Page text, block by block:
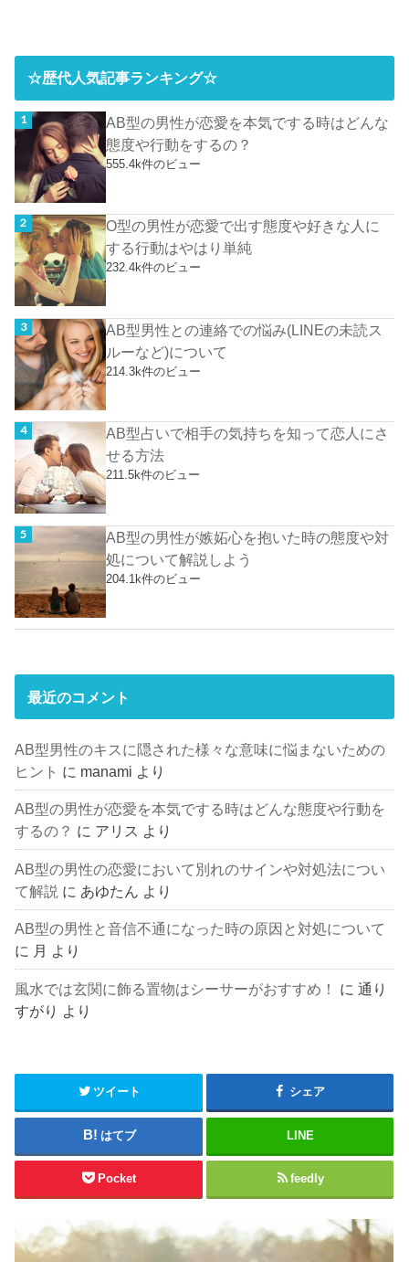
☆歴代人気記事ランキング☆
AB型の男性が恋愛を本気でする時はどんな
態度や行動をするの？
555.4k件のビュー
O型の男性が恋愛で出す態度や好きな人に
する行動はやはり単純
232.4k件のビュー
AB型男性との連絡での悩み(LINEの未読ス
ルーなど)について
214.3k件のビュー
AB型占いで相手の気持ちを知って恋人にさ
せる方法
211.5k件のビュー
AB型の男性が嫉妬心を抱いた時の態度や対
処について解説しよう
204.1k件のビュー
最近のコメント
AB型男性のキスに隠された様々な意味に悩まないための
ヒント に manami より
AB型の男性が恋愛を本気でする時はどんな態度や行動を
するの？ に アリス より
AB型の男性の恋愛において別れのサインや対処法につい
て解説 に あゆたん より
AB型の男性と音信不通になった時の原因と対処について
に 月 より
風水では玄関に飾る置物はシーサーがおすすめ！ に通り
すがり
より
ツイート シェア
はてブ LINE
Pocket feedly